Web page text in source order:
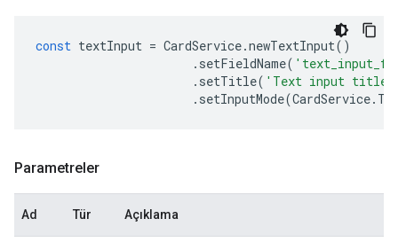
const textInput = CardService.newTextInput()
. setFieldName(
. setTitle( 'Text input title'
. setInputMode(CardService.
Parametreler
Ad Tür Açıklama